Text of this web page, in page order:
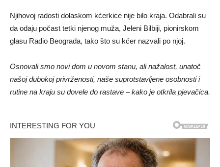
Njihovoj radosti dolaskom kćerkice nije bilo kraja. Odabrali su
da odaju počast tetki njenog muža, Jeleni Bilbiji, pionirskom
glasu Radio Beograda, tako što su kćer nazvali po njoj.
Osnovali smo novi dom u novom stanu, ali nažalost, unatoč
našoj dubokoj privrženosti, naše suprotstavljene osobnosti i
rutine na kraju su dovele do rastave – kako je otkrila pjevačica.